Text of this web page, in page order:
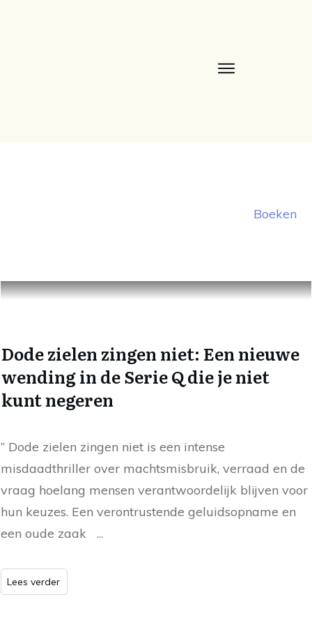
Boeken
Dode zielen zingen niet: Een nieuwe
wending in de Serie Q die je niet
kunt negeren
” Dode zielen zingen niet is een intense
misdaadthriller over machtsmisbruik, verraad en de
vraag hoelang mensen verantwoordelijk blijven voor
hun keuzes. Een verontrustende geluidsopname en
een oude zaak ...
Lees verder